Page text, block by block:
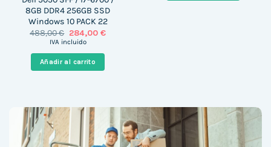
8GB DDR4 256GB SSD
Windows 10 PACK 22
488,00€ El
precio
era:
488,00 €.
284,00 €El
IVA incluido
Añadir al carrito